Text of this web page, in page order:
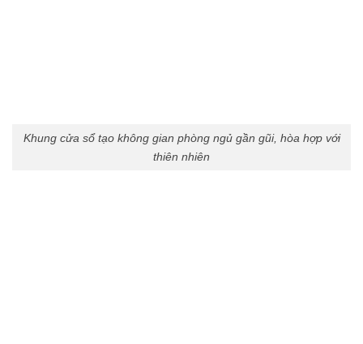
Khung cửa sổ tạo không gian phòng ngủ gần gũi, hòa hợp với
thiên nhiên